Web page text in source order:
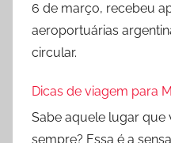
6 de março, recebeu
aeroportuárias
circular.
Dicas de viagem para
Sabe aquele lugar
sempre? Essa é a